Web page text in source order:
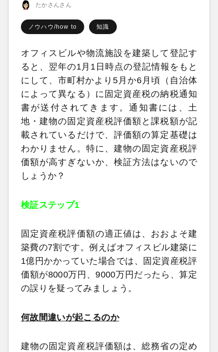
たかさんさん
ノウハウ/how to 知識
オフィスビルや物流施設を建築して登記す
ると、翌年の1月1日時点の登記情報をもと
にして、市町村かより5月か6月頃（自治体
によって異なる）に固定資産税の納税通知
書が送付されてきます。通知書には、土
地・建物の固定資産税評価額と課税額が記
載されているだけで、評価額の算定基礎は
わかりません。特に、建物の固定資産税評
価額が高すぎないか、検証方法はないので
しょうか？
検証ステップ1
固定資産税評価額の適正値は、おおよそ建
築費の7割です。例えばオフィスビル建築に
1億円かかっていた場合では、固定資産税評
価額が8000万円、9000万円だったら、算定
の誤りを疑ってみましょう。
何故間違いが起こるのか
建物の固定資産税評価額は、総務省の定め